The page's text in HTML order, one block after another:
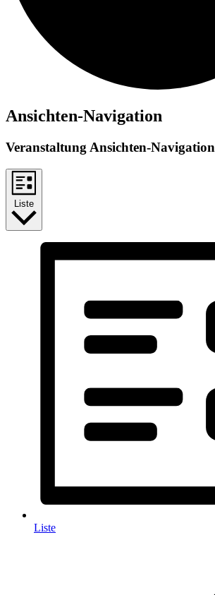
Veranstaltungen
Ansichten-Navigation
Veranstaltung Ansichten-Navigation
Liste
Liste